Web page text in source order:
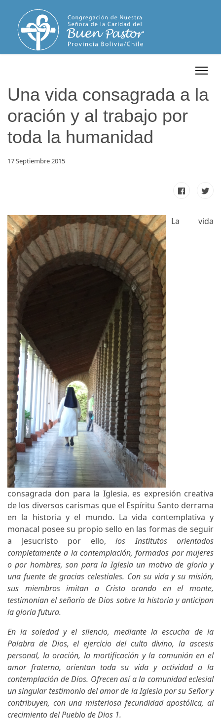
Una vida consagrada a la
oración y al trabajo por
toda la humanidad
17 Septiembre 2015
La vida
consagrada don para la Iglesia, es expresión creativa
de los diversos carismas que el Espíritu Santo derrama
en la historia y el mundo. La vida contemplativa y
monacal posee su propio sello en las formas de seguir
a Jesucristo por ello, los Institutos orientados
completamente a la contemplación, formados por mujeres
o por hombres, son para la Iglesia un motivo de gloria y
una fuente de gracias celestiales. Con su vida y su misión,
sus miembros imitan a Cristo orando en el monte,
testimonian el señorío de Dios sobre la historia y anticipan
la gloria futura.
En la soledad y el silencio, mediante la escucha de la
Palabra de Dios, el ejercicio del culto divino, la ascesis
personal, la oración, la mortificación y la comunión en el
amor fraterno, orientan toda su vida y actividad a la
contemplación de Dios. Ofrecen así a la comunidad eclesial
un singular testimonio del amor de la Iglesia por su Señor y
contribuyen, con una misteriosa fecundidad apostólica, al
crecimiento del Pueblo de Dios 1.